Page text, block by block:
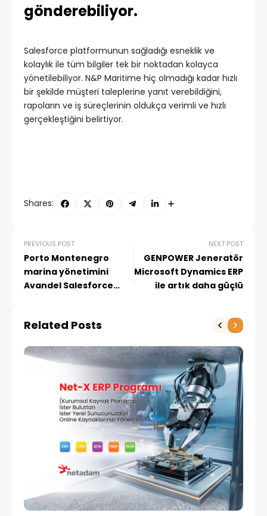
gönderebiliyor.
Salesforce platformunun sağladığı esneklik ve
kolaylık ile tüm bilgiler tek bir noktadan kolayca
yönetilebiliyor. N&P Maritime hiç olmadığı kadar hızlı
bir şekilde müşteri taleplerine yanıt verebildiğini,
rapoların ve iş süreçlerinin oldukça verimli ve hızlı
gerçekleştiğini belirtiyor.
Shares:
PREVIOUS POST
Porto Montenegro
marina yönetimini
Avandel Salesforce
NEXT POST
GENPOWER Jeneratör
Microsoft Dynamics ERP
ile artık daha güçlü
Related Posts